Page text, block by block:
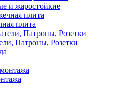
и жаростойкие
плита
Патроны, Розетки